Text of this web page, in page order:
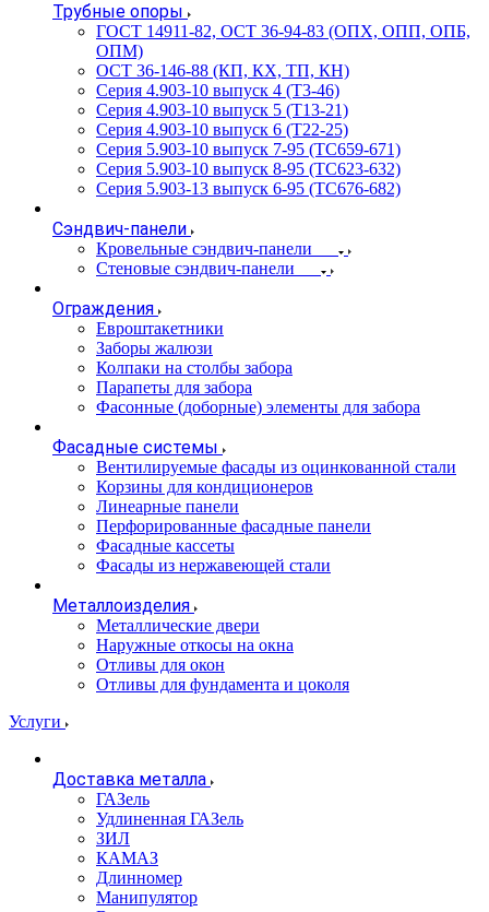
Трубные опоры
ГОСТ 14911-82, ОСТ 36-94-83 (ОПХ, ОПП, ОПБ,
ОПМ)
ОСТ 36-146-88 (КП, КХ, ТП, КН)
Серия 4.903-10 выпуск 4 (Т3-46)
Серия 4.903-10 выпуск 5 (Т13-21)
Серия 4.903-10 выпуск 6 (Т22-25)
Серия 5.903-10 выпуск 7-95 (ТС659-671)
Серия 5.903-10 выпуск 8-95 (ТС623-632)
Серия 5.903-13 выпуск 6-95 (ТС676-682)
Сэндвич-панели
Кровельные сэндвич-панели
Стеновые сэндвич-панели
Ограждения
Евроштакетники
Заборы жалюзи
Колпаки на столбы забора
Парапеты для забора
Фасонные (доборные) элементы для забора
Фасадные системы
Вентилируемые фасады из оцинкованной стали
Корзины для кондиционеров
Линеарные панели
Перфорированные фасадные панели
Фасадные кассеты
Фасады из нержавеющей стали
Металлоизделия
Металлические двери
Наружные откосы на окна
Отливы для окон
Отливы для фундамента и цоколя
Услуги
Доставка металла
ГАЗель
Удлиненная ГАЗель
ЗИЛ
КАМАЗ
Длинномер
Манипулятор